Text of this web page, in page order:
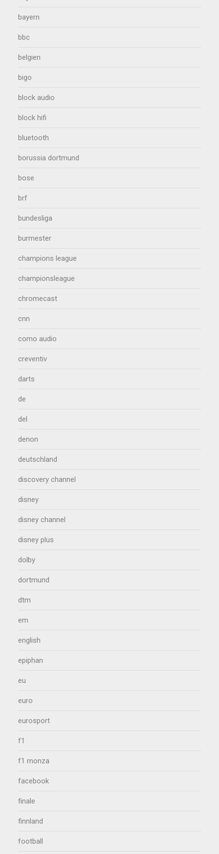
bayern
bbc
belgien
bigo
block audio
block hifi
bluetooth
borussia dortmund
bose
brf
bundesliga
burmester
champions league
championsleague
chromecast
cnn
como audio
creventiv
darts
de
del
denon
deutschland
discovery channel
disney
disney channel
disney plus
dolby
dortmund
dtm
em
english
epiphan
eu
euro
eurosport
f1
f1 monza
facebook
finale
finnland
football